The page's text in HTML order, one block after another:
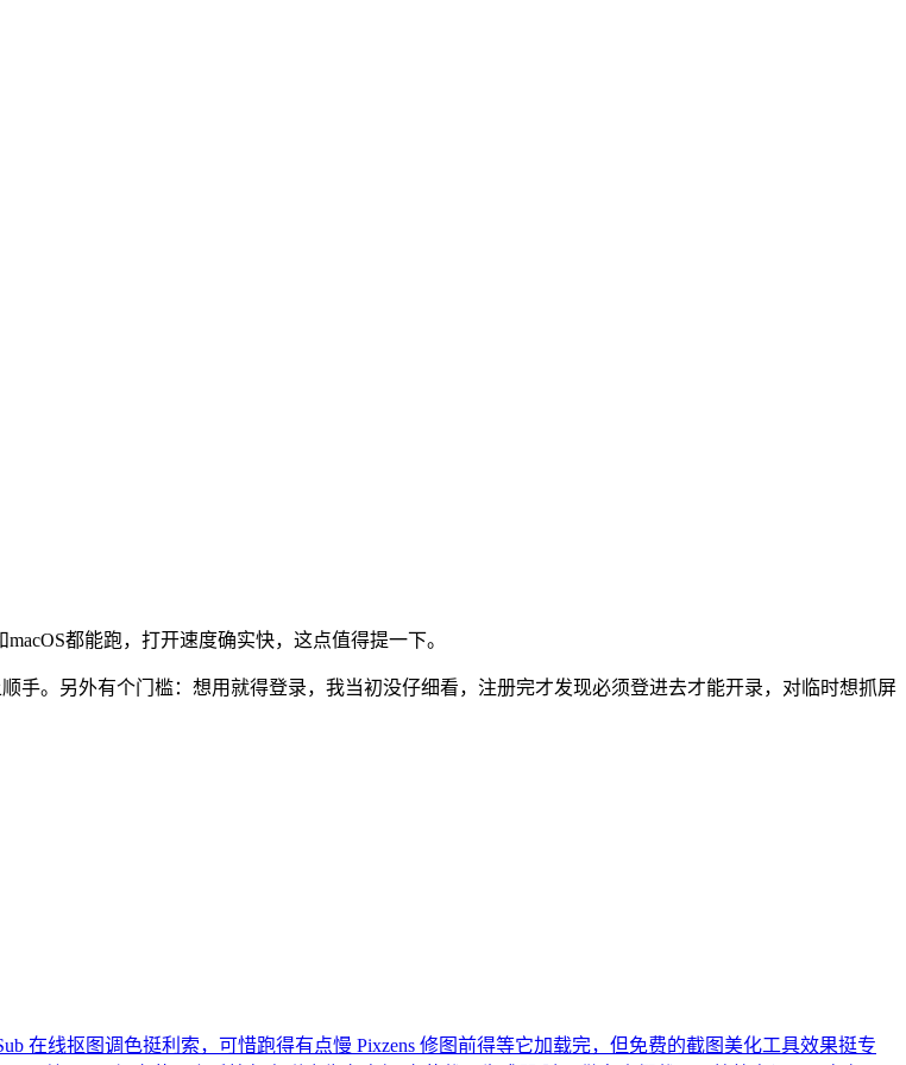
都能跑，打开速度确实快，这点值得提一下。
。另外有个门槛：想用就得登录，我当初没仔细看，注册完才发现必须登进去才能开录，对临时想抓屏
在线抠图调色挺利索，可惜跑得有点慢 Pixzens 修图前得等它加载完，但免费的截图美化工具效果挺专